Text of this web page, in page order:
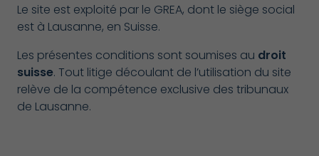
Le site est exploité par le GREA, dont le siège social
est à Lausanne, en Suisse.
Les présentes conditions sont soumises au droit
suisse. Tout litige découlant de l’utilisation du site
relève de la compétence exclusive des tribunaux
de Lausanne.